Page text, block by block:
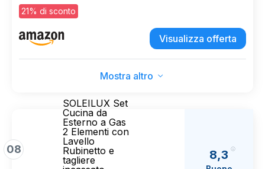
Protettivo, Griglia e Fuochi Removibili, Struttura
in Acciaio Smaltato
21% di sconto
Visualizza offerta
Mostra altro
08
SOLEILUX Set
Cucina da
Esterno a Gas
2 Elementi con
Lavello
Rubinetto e
tagliere
8,3